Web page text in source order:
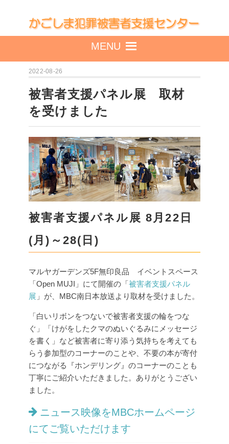
MENU
2022-08-26
被害者支援パネル展 取材
を受けました
被害者支援パネル展 8月22日
(月)～28(日)
マルヤガーデンズ5F無印良品 イベントスペース
「Open MUJI」にて開催の「被害者支援パネル
展 」が、MBC南日本放送より取材を受けました。
「白いリボンをつないで被害者支援の輪をつな
ぐ」「けがをしたクマのぬいぐるみにメッセージ
を書く」など被害者に寄り添う気持ちを考えても
らう参加型のコーナーのことや、不要の本が寄付
につながる『ホンデリング』のコーナーのことも
丁寧にご紹介いただきました。ありがとうござい
ました。
ニュース映像をMBCホームページ
にてご覧いただけます